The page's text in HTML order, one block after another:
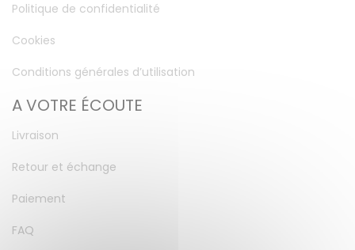
Politique de confidentialité
Cookies
Conditions générales d’utilisation
A VOTRE ÉCOUTE
Livraison
Retour et échange
Paiement
FAQ